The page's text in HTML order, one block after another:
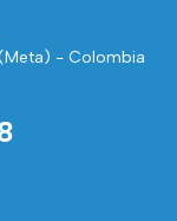
(Meta) - Colombia